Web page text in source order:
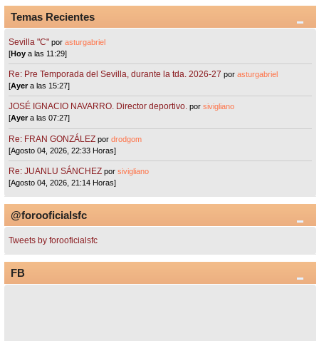
Temas Recientes
Sevilla "C"porasturgabriel
[Hoy a las 11:29]
Re: Pre Temporada del Sevilla, durante la tda. 2026-27 porasturgabriel
[Ayera las 15:27]
JOSÉ IGNACIO NAVARRO. Director deportivo. porsivigliano
[Ayera las 07:27]
Re: FRAN GONZÁLEZ pordrodgom
[Agosto 04, 2026, 22:33 Horas]
Re: JUANLU SÁNCHEZ porsivigliano
[Agosto 04, 2026, 21:14 Horas]
@forooficialsfc
Tweets by forooficialsfc
FB